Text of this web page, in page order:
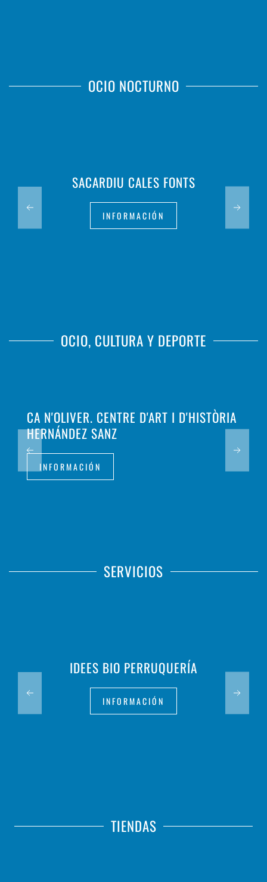
OCIO NOCTURNO
SACARDIU CALES FONTS
INFORMACIÓN
OCIO, CULTURA Y DEPORTE
CA N'OLIVER. CENTRE D'ART I D'HISTÒRIA
HERNÁNDEZ SANZ
INFORMACIÓN
SERVICIOS
IDEES BIO PERRUQUERÍA
INFORMACIÓN
TIENDAS